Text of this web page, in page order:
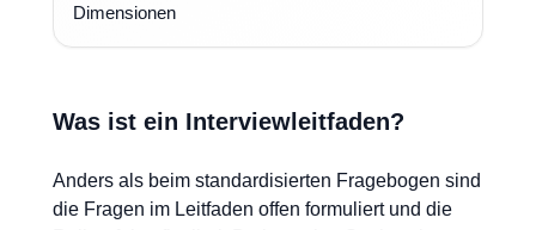
Dimensionen
Was ist ein Interviewleitfaden?
Anders als beim standardisierten Fragebogen sind
die Fragen im Leitfaden offen formuliert und die